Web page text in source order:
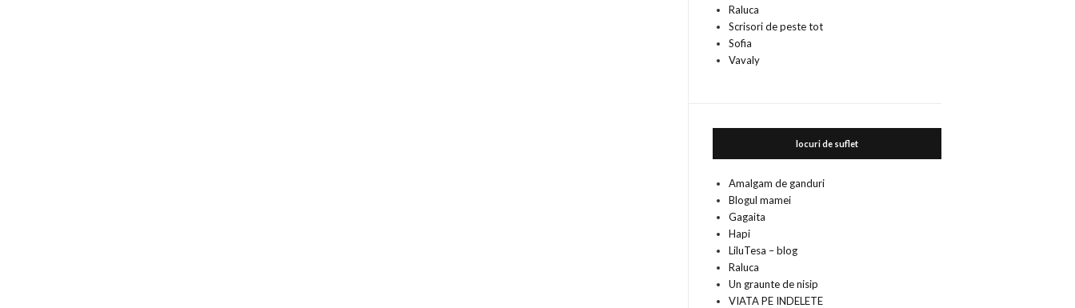
Raluca
Scrisori de peste tot
Sofia
Vavaly
locuri de suflet
Amalgam de ganduri
Blogul mamei
Gagaita
Hapi
LiluTesa – blog
Raluca
Un graunte de nisip
VIATA PE INDELETE